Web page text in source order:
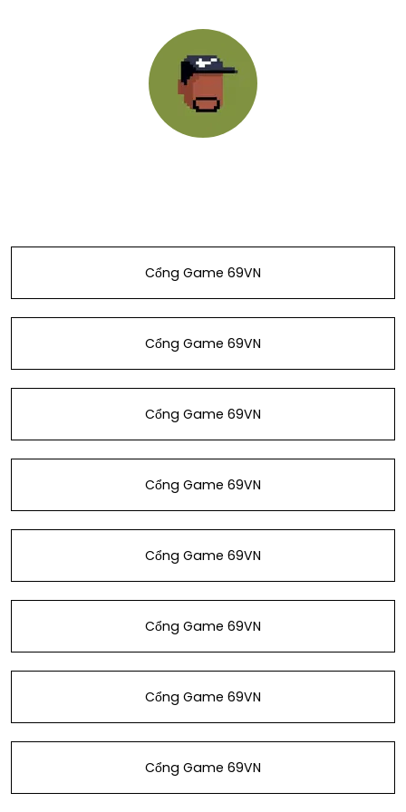
Cổng Game 69VN
Cổng Game 69VN
Cổng Game 69VN
Cổng Game 69VN
Cổng Game 69VN
Cổng Game 69VN
Cổng Game 69VN
Cổng Game 69VN